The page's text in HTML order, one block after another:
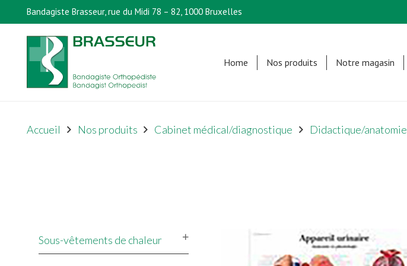
Bandagiste Brasseur, rue du Midi 78 – 82, 1000 Bruxelles
Home Nos produits Notre magasin
Accueil Nos produits Cabinet médical/diagnostique Didactique/anatomie
Sous-vêtements de chaleur